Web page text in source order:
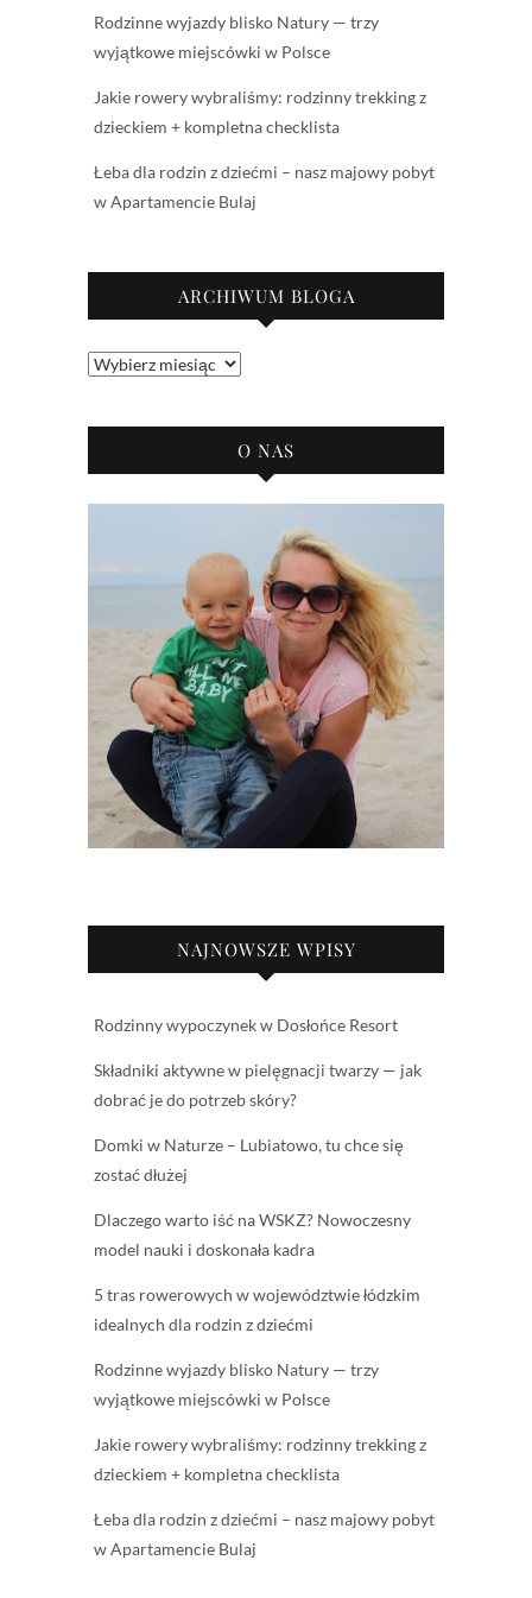
Rodzinne wyjazdy blisko Natury — trzy
wyjątkowe miejscówki w Polsce
Jakie rowery wybraliśmy: rodzinny trekking z
dzieckiem + kompletna checklista
Łeba dla rodzin z dziećmi – nasz majowy pobyt
w Apartamencie Bulaj
ARCHIWUM BLOGA
Archiwum
O NAS
NAJNOWSZE WPISY
Rodzinny wypoczynek w Dosłońce Resort
Składniki aktywne w pielęgnacji twarzy — jak
dobrać je do potrzeb skóry?
Domki w Naturze – Lubiatowo, tu chce się
zostać dłużej
Dlaczego warto iść na WSKZ? Nowoczesny
model nauki i doskonała kadra
5 tras rowerowych w województwie łódzkim
idealnych dla rodzin z dziećmi
Rodzinne wyjazdy blisko Natury — trzy
wyjątkowe miejscówki w Polsce
Jakie rowery wybraliśmy: rodzinny trekking z
dzieckiem + kompletna checklista
Łeba dla rodzin z dziećmi – nasz majowy pobyt
w Apartamencie Bulaj